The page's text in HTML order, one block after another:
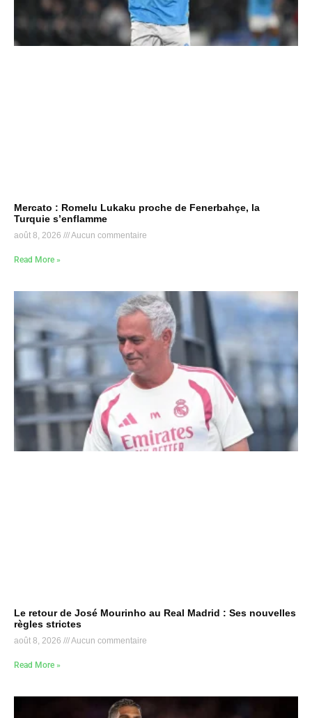
Mercato : Romelu Lukaku proche de Fenerbahçe, la
Turquie s’enflamme
août 8, 2026 Aucun commentaire
Read More »
Le retour de José Mourinho au Real Madrid : Ses nouvelles
règles strictes
août 8, 2026 Aucun commentaire
Read More »